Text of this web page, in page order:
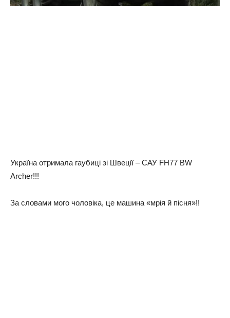
Україна отримала гаубиці зі Швеції – САУ FH77 BW
Archer!!!
За словами мого чоловіка, це машина «мрія й пісня»!!